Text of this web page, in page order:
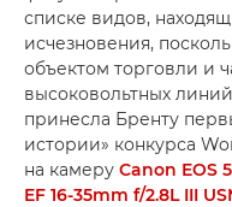
списке видов,
исчезновения,
объектом торговли и
высоковольтных
принесла Бренту
истории» конкурса
на камеру Canon EOS
EF 16-35mm f/2.8L III